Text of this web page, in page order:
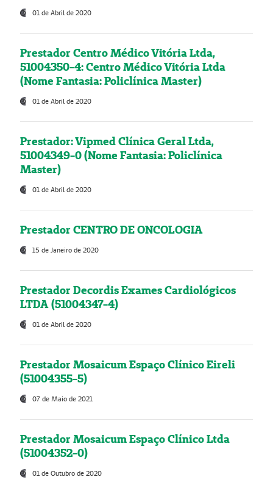
01 de Abril de 2020
Prestador Centro Médico Vitória Ltda,
51004350-4: Centro Médico Vitória Ltda
(Nome Fantasia: Policlínica Master)
01 de Abril de 2020
Prestador: Vipmed Clínica Geral Ltda,
51004349-0 (Nome Fantasia: Policlínica
Master)
01 de Abril de 2020
Prestador CENTRO DE ONCOLOGIA
15 de Janeiro de 2020
Prestador Decordis Exames Cardiológicos
LTDA (51004347-4)
01 de Abril de 2020
Prestador Mosaicum Espaço Clínico Eireli
(51004355-5)
07 de Maio de 2021
Prestador Mosaicum Espaço Clínico Ltda
(51004352-0)
01 de Outubro de 2020